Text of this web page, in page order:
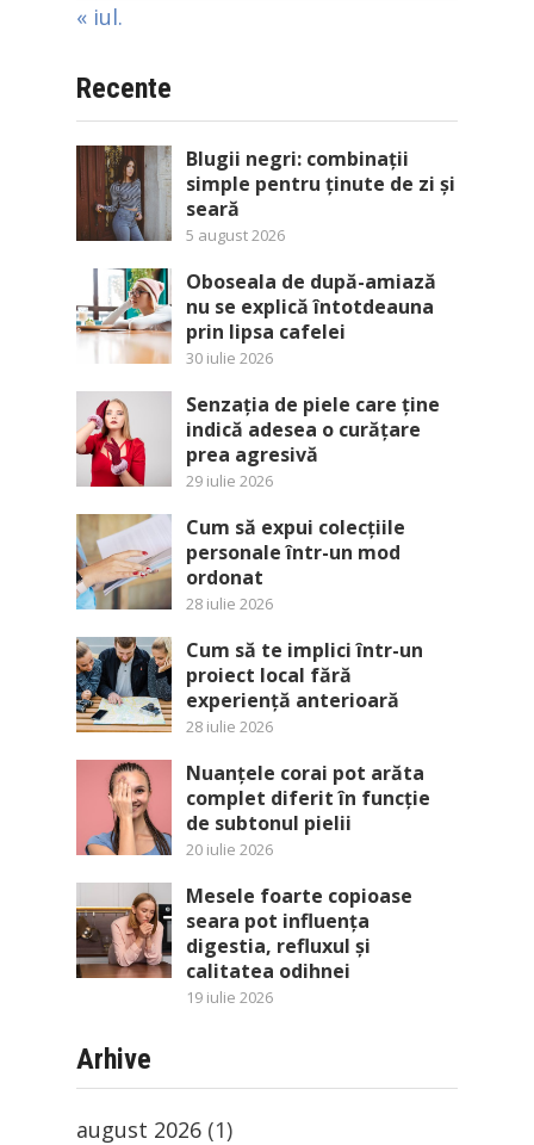
« iul.
Recente
Blugii negri: combinații
simple pentru ținute de zi și
seară
5 august 2026
Oboseala de după-amiază
nu se explică întotdeauna
prin lipsa cafelei
30 iulie 2026
Senzația de piele care ține
indică adesea o curățare
prea agresivă
29 iulie 2026
Cum să expui colecțiile
personale într-un mod
ordonat
28 iulie 2026
Cum să te implici într-un
proiect local fără
experiență anterioară
28 iulie 2026
Nuanțele corai pot arăta
complet diferit în funcție
de subtonul pielii
20 iulie 2026
Mesele foarte copioase
seara pot influența
digestia, refluxul și
calitatea odihnei
19 iulie 2026
Arhive
august 2026 (1)